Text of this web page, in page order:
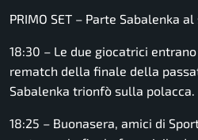
PRIMO SET – Parte Sabalenka
18:30 – Le due giocatrici
rematch della finale della
Sabalenka trionfò sulla polacca.
18:25 – Buonasera, amici di